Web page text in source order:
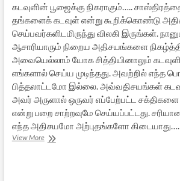
கடவுளின் பூஜைக்கு நிகராகும்…..
தங்களைக் கடவுள் என்று கூறிக்கொண்டு
செய்பவர்களிடமிருந்து விலகி இருங்கள்.
ஆசாரியாரும் நிறைய அதிசயங்களை
அவையெல்லாம் யோக சித்தியினாலும்
எங்களால் செய்ய முடிந்தது. அவற்றில் எந்த
பித்தலாட்டமோ இல்லை. அவ்வதிசயங்கள்
அவர் அருளால் ஒருவர் எப்பேற்பட்ட சக்திகளை
என்று பறை சாற்றவுமே செய்யப்பட்டது.
எந்த அதிசயமோ அற்புதங்களோ கிடையாது….
View Moreஸ்ரீ